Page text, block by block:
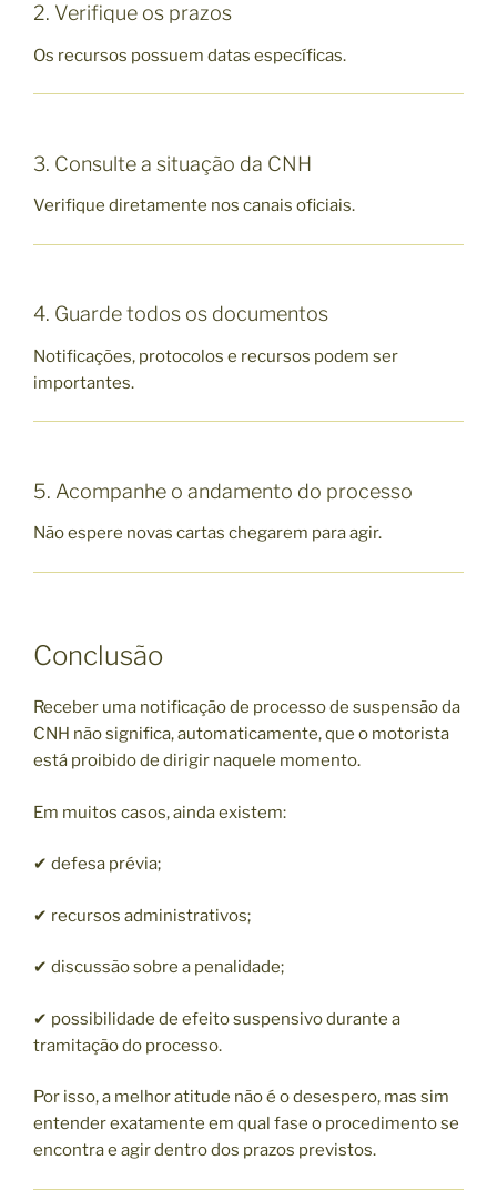
2. Verifique os prazos
Os recursos possuem datas específicas.
3. Consulte a situação da CNH
Verifique diretamente nos canais oficiais.
4. Guarde todos os documentos
Notificações, protocolos e recursos podem ser
importantes.
5. Acompanhe o andamento do processo
Não espere novas cartas chegarem para agir.
Conclusão
Receber uma notificação de processo de suspensão da
CNH não significa, automaticamente, que o motorista
está proibido de dirigir naquele momento.
Em muitos casos, ainda existem:
✔ defesa prévia;
✔ recursos administrativos;
✔ discussão sobre a penalidade;
✔ possibilidade de efeito suspensivo durante a
tramitação do processo.
Por isso, a melhor atitude não é o desespero, mas sim
entender exatamente em qual fase o procedimento se
encontra e agir dentro dos prazos previstos.